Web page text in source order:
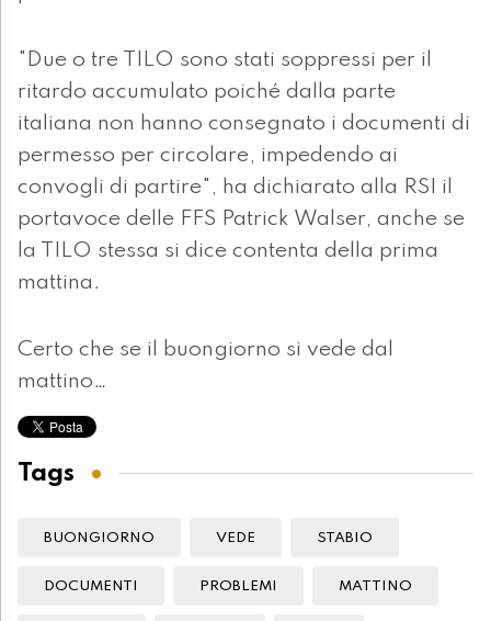
"Due o tre TILO sono stati soppressi per il
ritardo accumulato poiché dalla parte
italiana non hanno consegnato i documenti di
permesso per circolare, impedendo ai
convogli di partire", ha dichiarato alla RSI il
portavoce delle FFS Patrick Walser, anche se
la TILO stessa si dice contenta della prima
mattina.
Certo che se il buongiorno si vede dal
mattino…
Tags
BUONGIORNO VEDE STABIO
DOCUMENTI PROBLEMI MATTINO